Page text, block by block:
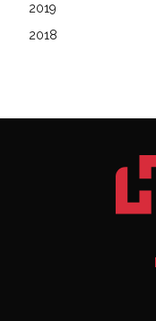
2019
2018